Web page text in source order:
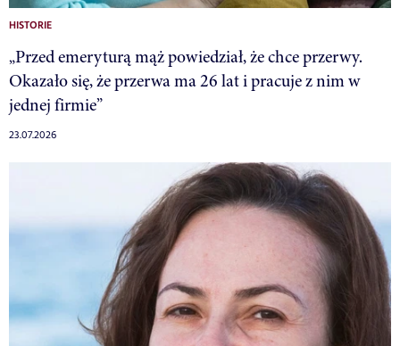
HISTORIE
„Przed emeryturą mąż powiedział, że chce przerwy.
Okazało się, że przerwa ma 26 lat i pracuje z nim w
jednej firmie”
23.07.2026